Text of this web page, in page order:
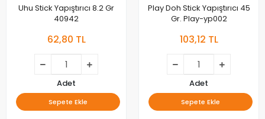
Uhu Stick Yapıştırıcı 8.2 Gr
40942
62,80 TL
Adet
Sepete Ekle
Play Doh Stick Yapıştırıcı 45
Gr. Play-yp002
103,12 TL
Adet
Sepete Ekle